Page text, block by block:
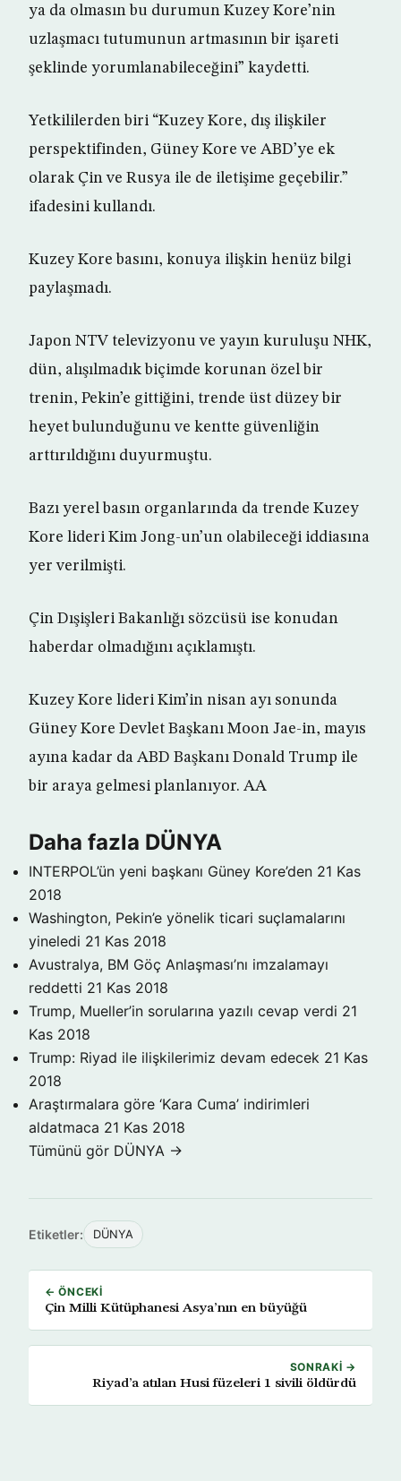
ya da olmasın bu durumun Kuzey Kore’nin
uzlaşmacı tutumunun artmasının bir işareti
şeklinde yorumlanabileceğini” kaydetti.
Yetkililerden biri “Kuzey Kore, dış ilişkiler
perspektifinden, Güney Kore ve ABD’ye ek
olarak Çin ve Rusya ile de iletişime geçebilir.”
ifadesini kullandı.
Kuzey Kore basını, konuya ilişkin henüz bilgi
paylaşmadı.
Japon NTV televizyonu ve yayın kuruluşu NHK,
dün, alışılmadık biçimde korunan özel bir
trenin, Pekin’e gittiğini, trende üst düzey bir
heyet bulunduğunu ve kentte güvenliğin
arttırıldığını duyurmuştu.
Bazı yerel basın organlarında da trende Kuzey
Kore lideri Kim Jong-un’un olabileceği iddiasına
yer verilmişti.
Çin Dışişleri Bakanlığı sözcüsü ise konudan
haberdar olmadığını açıklamıştı.
Kuzey Kore lideri Kim’in nisan ayı sonunda
Güney Kore Devlet Başkanı Moon Jae-in, mayıs
ayına kadar da ABD Başkanı Donald Trump ile
bir araya gelmesi planlanıyor. AA
Daha fazla DÜNYA
INTERPOL’ün yeni başkanı Güney Kore’den 21 Kas
2018
Washington, Pekin’e yönelik ticari suçlamalarını
yineledi 21 Kas 2018
Avustralya, BM Göç Anlaşması’nı imzalamayı
reddetti 21 Kas 2018
Trump, Mueller’in sorularına yazılı cevap verdi 21
Kas 2018
Trump: Riyad ile ilişkilerimiz devam edecek 21 Kas
2018
Araştırmalara göre ‘Kara Cuma’ indirimleri
aldatmaca 21 Kas 2018
Tümünü gör DÜNYA →
Etiketler: DÜNYA
← ÖNCEKI
Çin Milli Kütüphanesi Asya’nın en büyüğü
SONRAKI →
Riyad’a atılan Husi füzeleri 1 sivili öldürdü